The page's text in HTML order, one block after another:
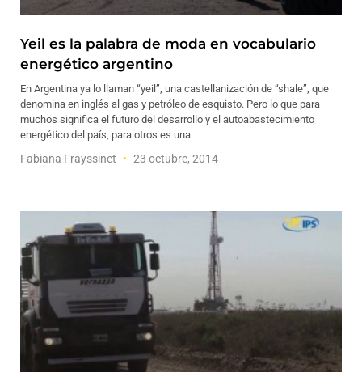
Yeil es la palabra de moda en vocabulario
energético argentino
En Argentina ya lo llaman “yeil”, una castellanización de “shale”, que
denomina en inglés al gas y petróleo de esquisto. Pero lo que para
muchos significa el futuro del desarrollo y el autoabastecimiento
energético del país, para otros es una
Fabiana Frayssinet 23 octubre, 2014